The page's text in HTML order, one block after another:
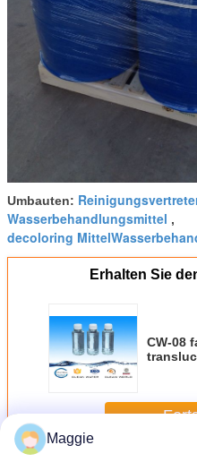
Umbauten:
Wasserbehandlungsmittel ,
decoloring
Erhalten Sie
CW-08
Maggie